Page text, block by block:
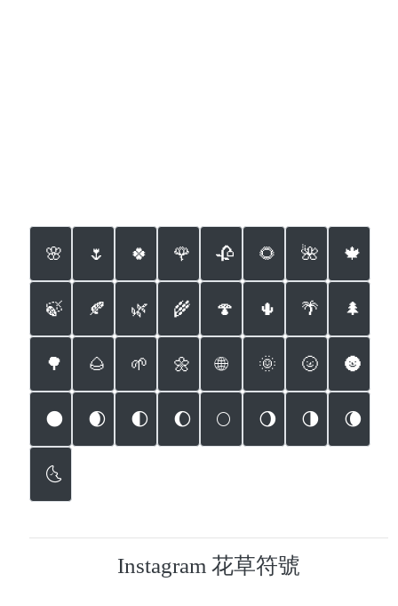
🌸 🌷 🍀 🌹 🥀 🌻 🌺 🍁
🍃 🍂 🌿 🌾 🍄 🌵 🌴 🌲
🌳 🌰 🌱 🌼 🌐 🌞 🌝 🌚
🌑 🌒 🌓 🌔 🌕 🌖 🌗 🌘
🌜
Instagram 花草符號